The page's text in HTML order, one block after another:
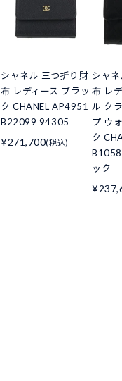
シャネル 三つ折り財
布 レディース ブラッ
ク CHANEL AP4951
B22099 94305
¥271,700(税込)
シャ
布 レ
ル ク
プ ウ
ク
ック